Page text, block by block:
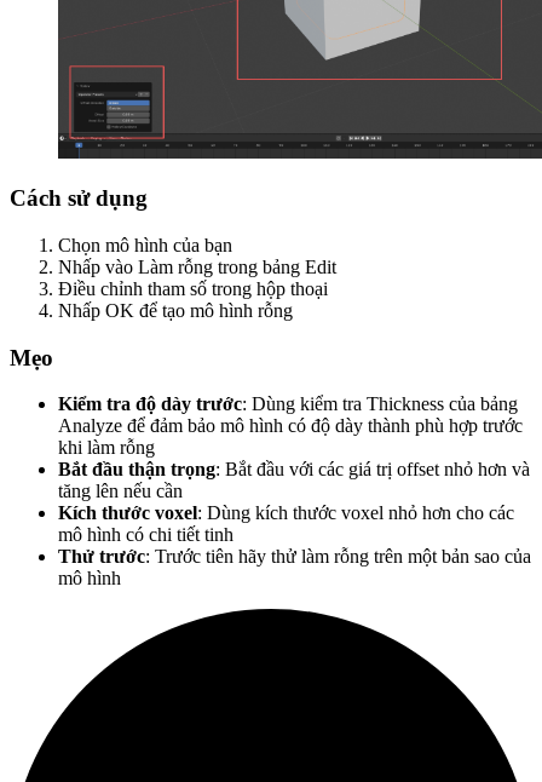
Cách sử dụng
Chọn mô hình của bạn
Nhấp vào Làm rỗng trong bảng Edit
Điều chỉnh tham số trong hộp thoại
Nhấp OK để tạo mô hình rỗng
Mẹo
Kiểm tra độ dày trước: Dùng kiểm tra Thickness của bảng
Analyze để đảm bảo mô hình có độ dày thành phù hợp trước
khi làm rỗng
Bắt đầu thận trọng: Bắt đầu với các giá trị offset nhỏ hơn và
tăng lên nếu cần
Kích thước voxel: Dùng kích thước voxel nhỏ hơn cho các
mô hình có chi tiết tinh
Thử trước: Trước tiên hãy thử làm rỗng trên một bản sao của
mô hình